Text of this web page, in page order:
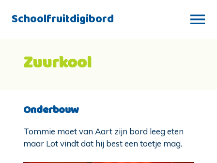
Schoolfruitdigibord
Zuurkool
Onderbouw
Tommie moet van Aart zijn bord leeg eten
maar Lot vindt dat hij best een toetje mag.